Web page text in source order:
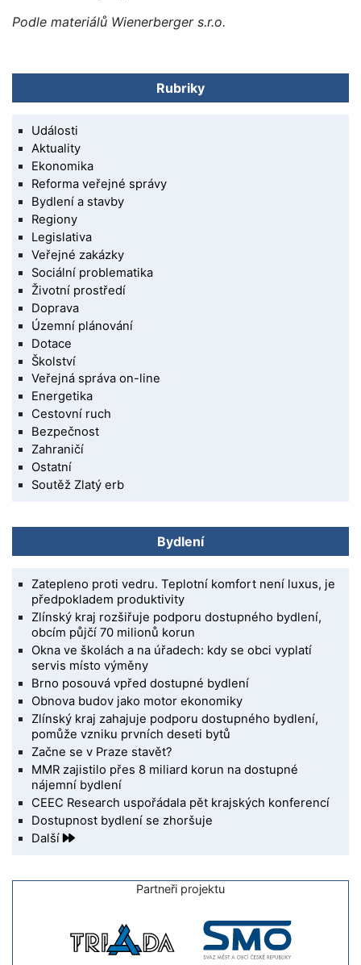
Podle materiálů Wienerberger s.r.o.
Rubriky
Události
Aktuality
Ekonomika
Reforma veřejné správy
Bydlení a stavby
Regiony
Legislativa
Veřejné zakázky
Sociální problematika
Životní prostředí
Doprava
Územní plánování
Dotace
Školství
Veřejná správa on-line
Energetika
Cestovní ruch
Bezpečnost
Zahraničí
Ostatní
Soutěž Zlatý erb
Bydlení
Zatepleno proti vedru. Teplotní komfort není luxus, je
předpokladem produktivity
Zlínský kraj rozšiřuje podporu dostupného bydlení,
obcím půjčí 70 milionů korun
Okna ve školách a na úřadech: kdy se obci vyplatí
servis místo výměny
Brno posouvá vpřed dostupné bydlení
Obnova budov jako motor ekonomiky
Zlínský kraj zahajuje podporu dostupného bydlení,
pomůže vzniku prvních deseti bytů
Začne se v Praze stavět?
MMR zajistilo přes 8 miliard korun na dostupné
nájemní bydlení
CEEC Research uspořádala pět krajských konferencí
Dostupnost bydlení se zhoršuje
Další
Partneři projektu